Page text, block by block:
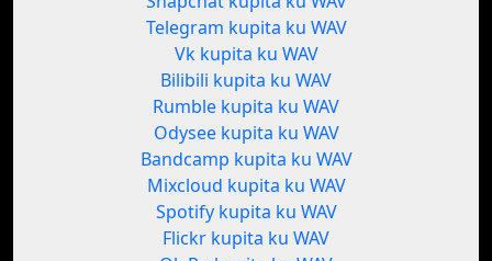
Telegram kupita ku WAV
Vk kupita ku WAV
Bilibili kupita ku WAV
Rumble kupita ku WAV
Odysee kupita ku WAV
Bandcamp kupita ku WAV
Mixcloud kupita ku WAV
Spotify kupita ku WAV
Flickr kupita ku WAV